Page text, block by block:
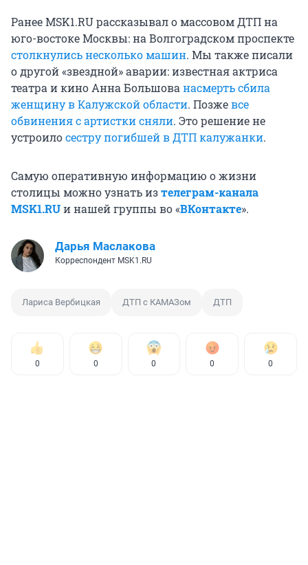
Ранее MSK1.RU рассказывал о массовом ДТП на
юго-востоке Москвы: на Волгоградском проспекте
столкнулись несколько машин. Мы также писали
о другой «звездной» аварии: известная актриса
театра и кино Анна Большова насмерть сбила
женщину в Калужской области. Позжевсе
обвинения с артистки сняли. Это решение не
устроилосестру погибшей в ДТП калужанки.
Самую оперативную информацию о жизни
столицы можно узнать изтелеграм-канала
MSK1.RUи нашей группы во «ВКонтакте».
Дарья Маслакова
Корреспондент MSK1.RU
Лариса Вербицкая ДТП с КАМАЗом ДТП
0 0 0 0 0